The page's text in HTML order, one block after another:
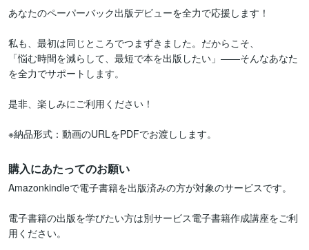
あなたのペーパーバック出版デビューを全力で応援します！
私も、最初は同じところでつまずきました。だからこそ、
「悩む時間を減らして、最短で本を出版したい」――そんなあなた
を全力でサポートします。
是非、楽しみにご利用ください！
※納品形式：動画のURLをPDFでお渡しします。
購入にあたってのお願い
Amazonkindleで電子書籍を出版済みの方が対象のサービスです。
電子書籍の出版を学びたい方は別サービス電子書籍作成講座をご利
用ください。